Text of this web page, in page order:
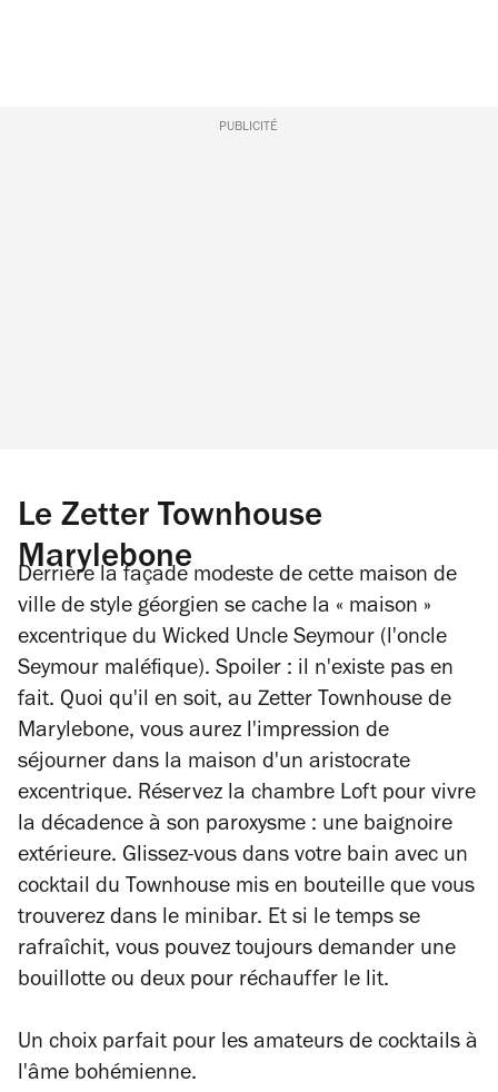
PUBLICITÉ
Le Zetter Townhouse
Marylebone
Derrière la façade modeste de cette maison de
ville de style géorgien se cache la « maison »
excentrique du Wicked Uncle Seymour (l'oncle
Seymour maléfique). Spoiler : il n'existe pas en
fait. Quoi qu'il en soit, au Zetter Townhouse de
Marylebone, vous aurez l'impression de
séjourner dans la maison d'un aristocrate
excentrique. Réservez la chambre Loft pour vivre
la décadence à son paroxysme : une baignoire
extérieure. Glissez-vous dans votre bain avec un
cocktail du Townhouse mis en bouteille que vous
trouverez dans le minibar. Et si le temps se
rafraîchit, vous pouvez toujours demander une
bouillotte ou deux pour réchauffer le lit.
Un choix parfait pour les amateurs de cocktails à
l'âme bohémienne.